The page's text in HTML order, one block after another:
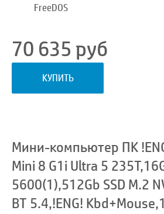
FreeDOS
70 635 руб
КУПИТЬ
Мини-компьютер ПК
Mini 8 G1i Ultra 5
5600(1),512Gb SSD M.2
BT 5.4,!ENG!